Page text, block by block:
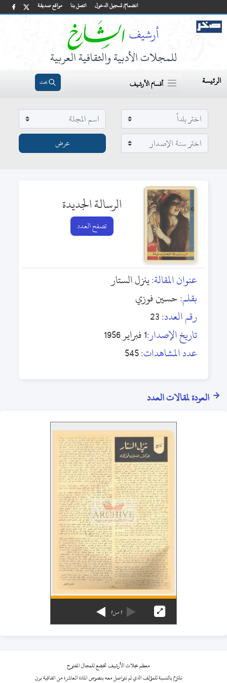
مواقع صديقة اتصل بنا انضمام/ تسجيل الدخول
للمجلات الأدبية والثقافية العربية
الرئيسة أقسام الأرشيف بحث
الرسالة الجديدة
تصفح العدد
عنوان المقالة:ينزل الستار
بقلم:حسين فوزي
رقم العدد:23
تاريخ الإصدار:1 فبراير 1956
عدد المشاهدات:545
العودة لمقالات العدد
1من1
معظم مجلات الأرشيف تخضع للمجال المفتوح
نلتزم بالنسبة للمؤلف الذي لم نتواصل معه بنصوص المادة العاشرة من اتفاقية برن